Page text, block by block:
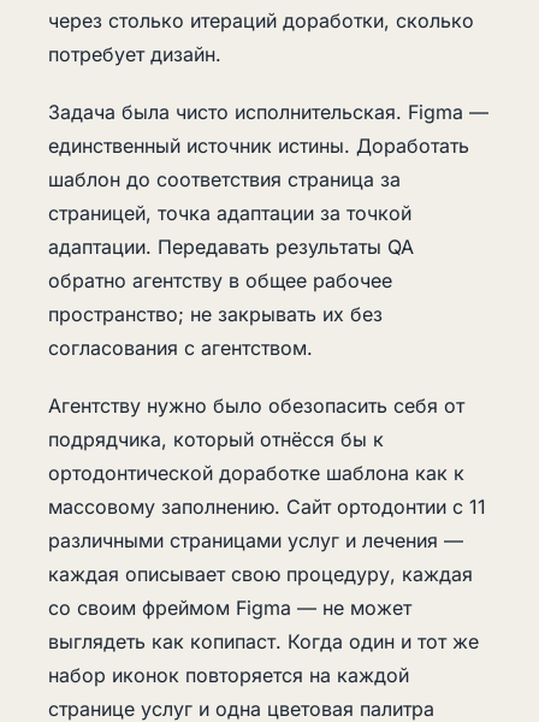
через столько итераций доработки, сколько
потребует дизайн.
Задача была чисто исполнительская. Figma —
единственный источник истины. Доработать
шаблон до соответствия страница за
страницей, точка адаптации за точкой
адаптации. Передавать результаты QA
обратно агентству в общее рабочее
пространство; не закрывать их без
согласования с агентством.
Агентству нужно было обезопасить себя от
подрядчика, который отнёсся бы к
ортодонтической доработке шаблона как к
массовому заполнению. Сайт ортодонтии с 11
различными страницами услуг и лечения —
каждая описывает свою процедуру, каждая
со своим фреймом Figma — не может
выглядеть как копипаст. Когда один и тот же
набор иконок повторяется на каждой
странице услуг и одна цветовая палитра